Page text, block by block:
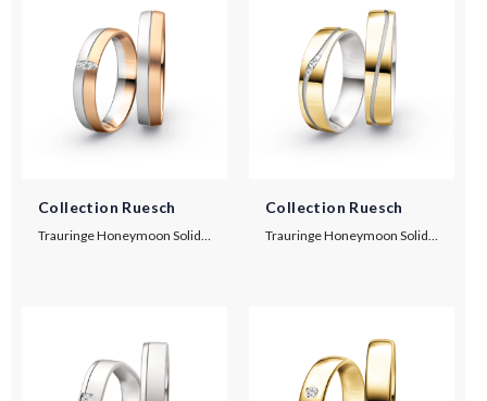
Collection Ruesch
Trauringe Honeymoon Solid VI
Collection Ruesch
Trauringe Honeymoon Solid VI